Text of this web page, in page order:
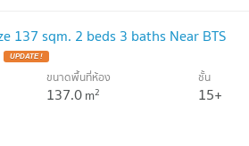
137 sqm. 2 beds 3 baths Near BTS
UPDATE !
ขนาดพื้นที่ห้อง
137.0m2
ชั้น
15+